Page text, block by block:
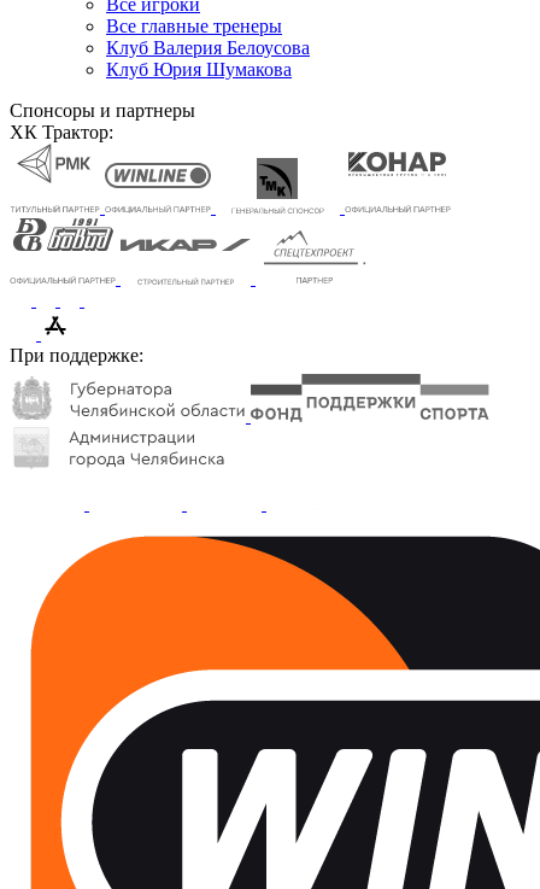
Все игроки
Все главные тренеры
Клуб Валерия Белоусова
Клуб Юрия Шумакова
Спонсоры и партнеры
ХК Трактор:
При поддержке: